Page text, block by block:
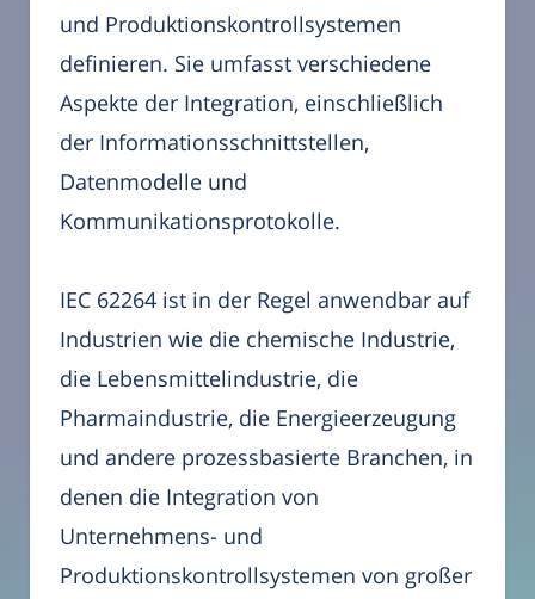
und Produktionskontrollsystemen
definieren. Sie umfasst verschiedene
Aspekte der Integration, einschließlich
der Informationsschnittstellen,
Datenmodelle und
Kommunikationsprotokolle.
IEC 62264 ist in der Regel anwendbar auf
Industrien wie die chemische Industrie,
die Lebensmittelindustrie, die
Pharmaindustrie, die Energieerzeugung
und andere prozessbasierte Branchen, in
denen die Integration von
Unternehmens- und
Produktionskontrollsystemen von großer